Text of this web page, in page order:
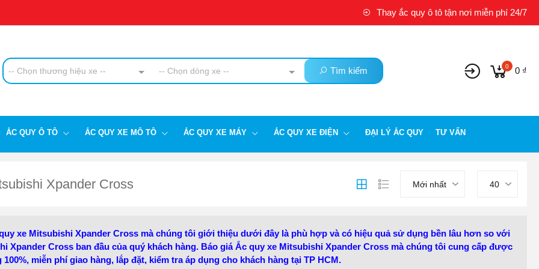
Thay ắc quy ô tô tận nơi miễn phí 24/7
-- Chọn thương hiệu xe -- -- Chọn dòng xe -- Tìm kiếm 0 0 ₫
ẮC QUY Ô TÔ ẮC QUY XE MÔ TÔ ẮC QUY XE MÁY ẮC QUY XE ĐIỆN ĐẠI LÝ ẮC QUY TƯ VẤN
Xpander Cross Mới nhất 40
xe Mitsubishi Xpander Cross mà chúng tôi giới thiệu dưới đây là phù hợp và có hiệu quả sử dụng bền lâu hơn so với
Xpander Cross ban đầu của quý khách hàng. Báo giá Ắc quy xe Mitsubishi Xpander Cross mà chúng tôi cung cấp được
100%, miễn phí giao hàng, lắp đặt, kiểm tra áp dụng cho khách hàng tại TP HCM.